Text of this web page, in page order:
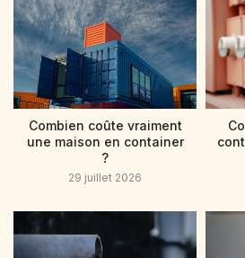
Combien coûte vraiment
une maison en container
?
29 juillet 2026